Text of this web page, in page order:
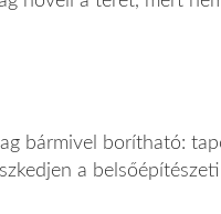
bármivel borítható:
a